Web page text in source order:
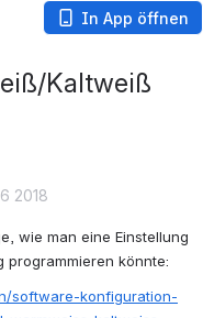
In App öffnen
Kaltweiß
2018
wie man eine Einstellung
könnte:
software-konfiguration-